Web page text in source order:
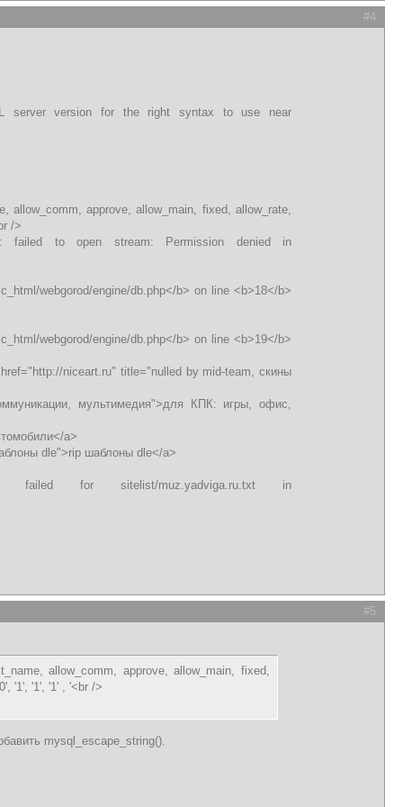
#4
server version for the right syntax to use near
approve, allow_main, fixed, allow_rate,
/>
failed to open stream: Permission denied in
webgorod/engine/db.php</b> on line <b>18</b>
webgorod/engine/db.php</b> on line <b>19</b>
niceart.ru" title="nulled by mid-team, скины
мультимедия">для КПК: игры, офис,
a>
dle">rip шаблоны dle</a>
failed for sitelist/muz.yadviga.ru.txt in
#5
allow_comm, approve, allow_main, fixed,
'1', '1', '1' , '<br />
mysql_escape_string().